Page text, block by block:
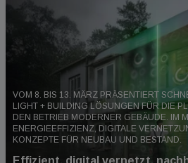
VOM 8. BIS 13. MÄRZ PRÄSENTIERT
LIGHT + BUILDING LÖSUNGEN FÜR DIE
DEN BETRIEB MODERNER GEBÄUDE. IM
ENERGIEEFFIZIENZ, DIGITALE
KONZEPTE FÜR NEUBAU UND BESTAND.
Effizient, digital vernetzt,